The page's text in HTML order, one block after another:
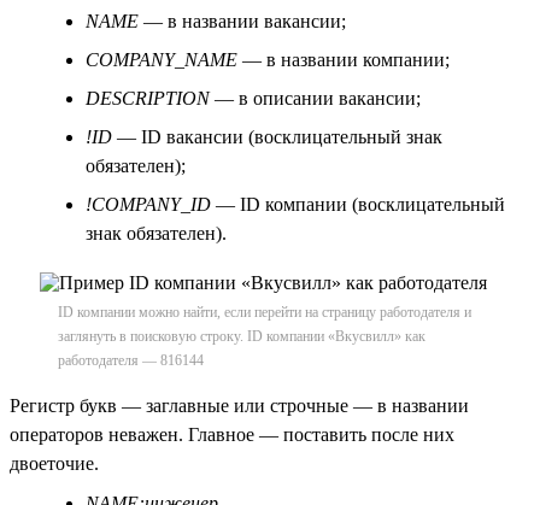
NAME — в названии вакансии;
COMPANY_NAME — в названии компании;
DESCRIPTION— в описании вакансии;
!ID — ID вакансии (восклицательный знак
обязателен);
!COMPANY_ID — ID компании (восклицательный
знак обязателен).
ID компании можно найти, если перейти на страницу работодателя и
заглянуть в поисковую строку. ID компании «Вкусвилл» как
работодателя — 816144
Регистр букв — заглавные или строчные — в названии
операторов неважен. Главное — поставить после них
двоеточие.